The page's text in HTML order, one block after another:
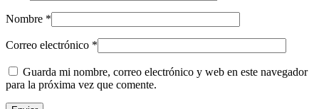
Nombre *
Correo electrónico *
Guarda mi nombre, correo electrónico y web en este navegador
para la próxima vez que comente.